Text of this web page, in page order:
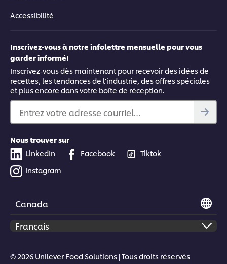
Accessibilité
Inscrivez-vous à notre infolettre mensuelle pour vous
garder informé!
Inscrivez-vous dès maintenant pour recevoir des idées de
recettes, les tendances de l'industrie, des offres spéciales
et plus encore dans votre boîte de réception.
Entrez votre adresse courriel…
Nous trouver sur
LinkedIn
Facebook
Tiktok
Instagram
Canada
© 2026 Unilever Food Solutions | Tous droits réservés